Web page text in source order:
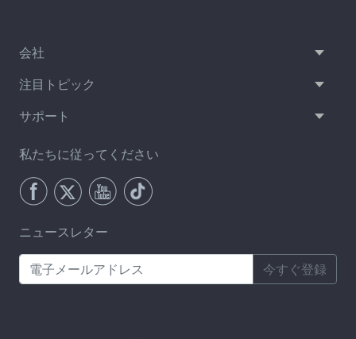
会社
注目トピック
サポート
私たちに従ってください
ニュースレター
今すぐ登録